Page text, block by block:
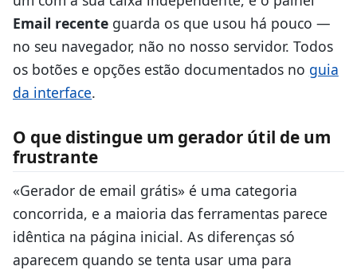
Email recente guarda os que usou há pouco —
no seu navegador, não no nosso servidor. Todos
os botões e opções estão documentados no guia
da interface.
O que distingue um gerador útil de um
frustrante
«Gerador de email grátis» é uma categoria
concorrida, e a maioria das ferramentas parece
idêntica na página inicial. As diferenças só
aparecem quando se tenta usar uma para